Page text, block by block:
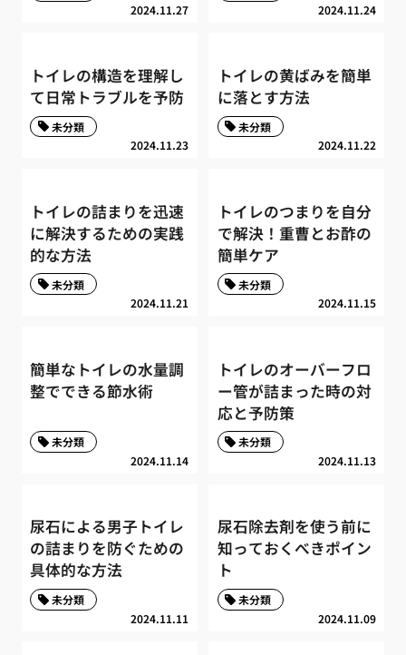
2024.11.27 2024.11.24
トイレの構造を理解し
て日常トラブルを予防
2024.11.23
未分類
トイレの黄ばみを簡単
に落とす方法
2024.11.22
未分類
トイレの詰まりを迅速
に解決するための実践
的な方法
2024.11.21
未分類
トイレのつまりを自分
で解決！重曹とお酢の
簡単ケア
2024.11.15
未分類
簡単なトイレの水量調
整でできる節水術
2024.11.14
未分類
トイレのオーバーフロ
ー管が詰まった時の対
応と予防策
2024.11.13
未分類
尿石による男子トイレ
の詰まりを防ぐための
具体的な方法
2024.11.11
未分類
尿石除去剤を使う前に
知っておくべきポイン
ト
2024.11.09
未分類